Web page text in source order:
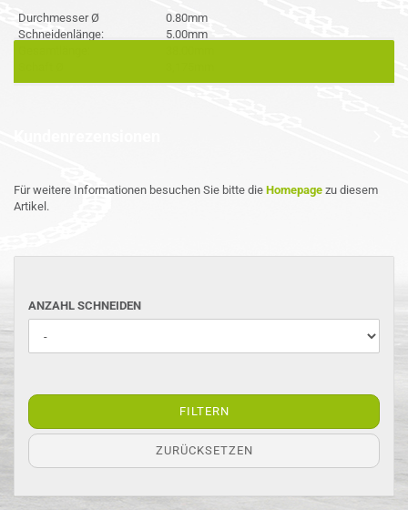
Durchmesser Ø
0.80mm
Schneidenlänge:
5.00mm
Für weitere Informationen besuchen Sie bitte die Homepage zu diesem
Artikel.
ANZAHL
SCHNEIDEN
ANZAHL SCHNEIDEN
FILTERN
ZURÜCKSETZEN